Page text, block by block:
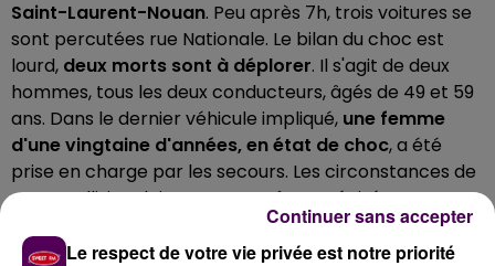
Saint-Laurent-Nouan. Peu après 7h, trois voitures se
sont percutées rue Nationale. Le bilan du choc est
lourd, deux morts sont à déplorer. Il s'agit de deux
hommes, tous les deux conducteurs, âgés de 49 et 59
ans. Dans le dernier véhicule impliqué, une femme
d'une vingtaine d'années, en état de choc, a été
prise en charge par les secours. Les circonstances de
cette collision doivent encore être précisées.
CIRCULATION PERTURBÉE
Le respect de votre vie privée est notre priorité
Continuer sans accepter